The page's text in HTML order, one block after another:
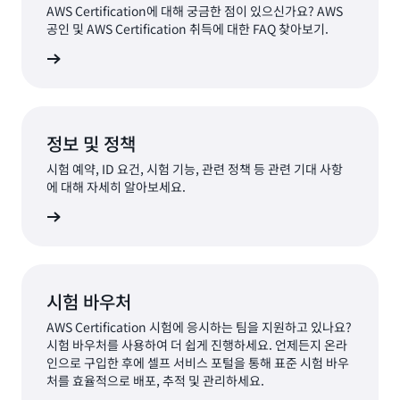
AWS Certification에 대해 궁금한 점이 있으신가요? AWS
공인 및 AWS Certification 취득에 대한 FAQ 찾아보기.
정보 및 정책
시험 예약, ID 요건, 시험 기능, 관련 정책 등 관련 기대 사항
에 대해 자세히 알아보세요.
시험 바우처
AWS Certification 시험에 응시하는 팀을 지원하고 있나요?
시험 바우처를 사용하여 더 쉽게 진행하세요. 언제든지 온라
인으로 구입한 후에 셀프 서비스 포털을 통해 표준 시험 바우
처를 효율적으로 배포, 추적 및 관리하세요.